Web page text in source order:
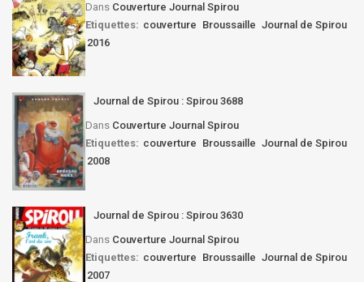
Dans Couverture Journal Spirou
Etiquettes: couverture Broussaille Journal de Spirou
2016
Journal de Spirou : Spirou 3688
Dans Couverture Journal Spirou
Etiquettes: couverture Broussaille Journal de Spirou
2008
Journal de Spirou : Spirou 3630
Dans Couverture Journal Spirou
Etiquettes: couverture Broussaille Journal de Spirou
2007